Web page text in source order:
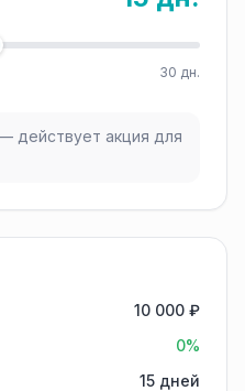
30 дн.
действует акция для
10 000 ₽
0%
15 дней